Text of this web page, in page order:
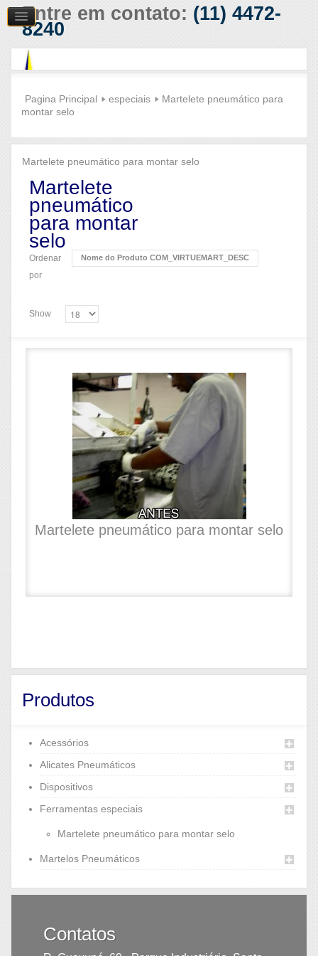
Entre em contato: (11) 4472-
8240
Pagina Principal especiais
Martelete pneumático para
montar selo
Martelete pneumático para montar selo
Martelete
pneumático
para montar
selo
Ordenar
por
Nome do Produto COM_VIRTUEMART_DESC
Show
Martelete pneumático para montar selo
Produtos
Acessórios
Alicates Pneumáticos
Dispositivos
Ferramentas especiais
Martelete pneumático para montar selo
Martelos Pneumáticos
Contatos